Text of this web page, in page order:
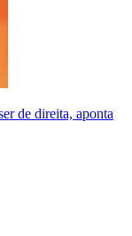
de direita, aponta